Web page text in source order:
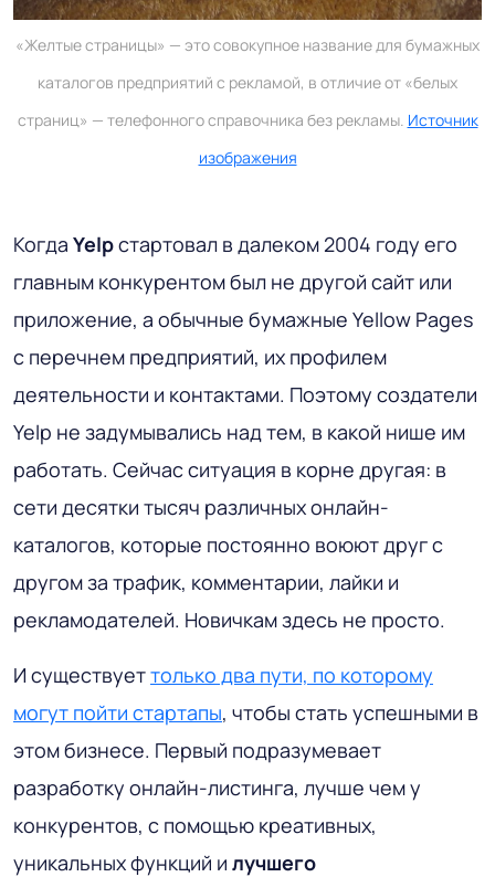
«Желтые страницы» — это совокупное название для бумажных
каталогов предприятий с рекламой, в отличие от «белых
страниц» — телефонного справочника без рекламы. Источник
изображения
Когда Yelpстартовал в далеком 2004 году его
главным конкурентом был не другой сайт или
приложение, а обычные бумажные Yellow Pages
с перечнем предприятий, их профилем
деятельности и контактами. Поэтому создатели
Yelp не задумывались над тем, в какой нише им
работать. Сейчас ситуация в корне другая: в
сети десятки тысяч различных онлайн-
каталогов, которые постоянно воюют друг с
другом за трафик, комментарии, лайки и
рекламодателей. Новичкам здесь не просто.
И существуеттолько два пути, по которому
могут пойти стартапы, чтобы стать успешными в
этом бизнесе. Первый подразумевает
разработку онлайн-листинга, лучше чем у
конкурентов, с помощью креативных,
уникальных функций и лучшего